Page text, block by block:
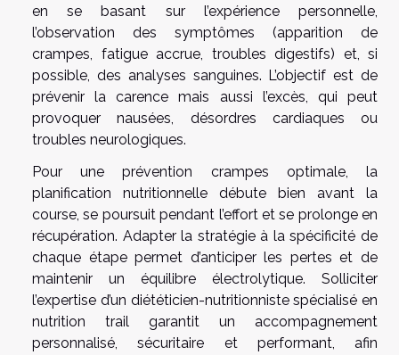
en se basant sur l’expérience personnelle,
l’observation des symptômes (apparition de
crampes, fatigue accrue, troubles digestifs) et, si
possible, des analyses sanguines. L’objectif est de
prévenir la carence mais aussi l’excès, qui peut
provoquer nausées, désordres cardiaques ou
troubles neurologiques.
Pour une prévention crampes optimale, la
planification nutritionnelle débute bien avant la
course, se poursuit pendant l’effort et se prolonge en
récupération. Adapter la stratégie à la spécificité de
chaque étape permet d’anticiper les pertes et de
maintenir un équilibre électrolytique. Solliciter
l’expertise d’un diététicien-nutritionniste spécialisé en
nutrition trail garantit un accompagnement
personnalisé, sécuritaire et performant, afin